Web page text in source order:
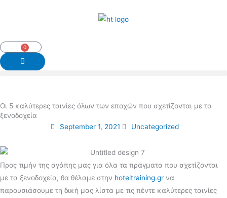
0
Cart
Οι 5 καλύτερες ταινίες όλων των εποχών που σχετίζονται με τα
ξενοδοχεία
September 1, 2021
Uncategorized
Προς τιμήν της αγάπης μας για όλα τα πράγματα που σχετίζονται
με τα ξενοδοχεία, θα θέλαμε στην hoteltraining.gr να
παρουσιάσουμε τη δική μας λίστα με τις πέντε καλύτερες ταινίες